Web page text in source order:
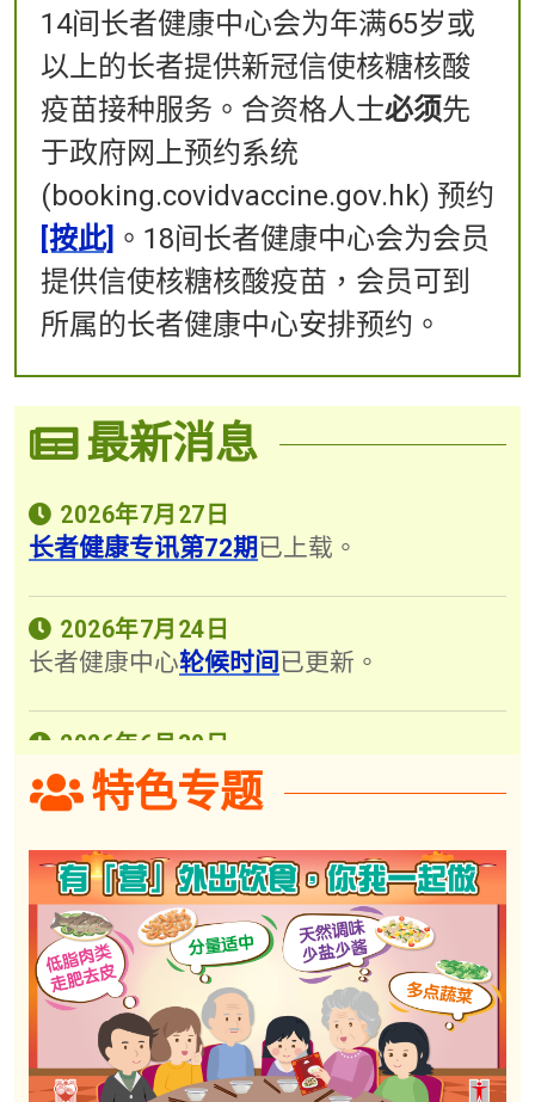
14间长者健康中心会为年满65岁或
以上的长者提供新冠信使核糖核酸
疫苗接种服务。合资格人士必须先
于政府网上预约系统
(booking.covidvaccine.gov.hk) 预约
[按此] 。18间长者健康中心会为会员
提供信使核糖核酸疫苗，会员可到
所属的长者健康中心安排预约。​​
最新消息
2026年7月27日
长者健康专讯第72期 已上载。​
2026年7月24日
长者健康中心轮候时间 已更新。
2026年6月30日
各长者健康中心的健康讲座时间表 (2026年
7月至8月)已更新。
2024年10月3日
由2024年10月4日起，14间长者健康中心
会为65岁或以上人士提供信使核糖核酸疫
苗，必须預約。
2023年12月13日
特色专题